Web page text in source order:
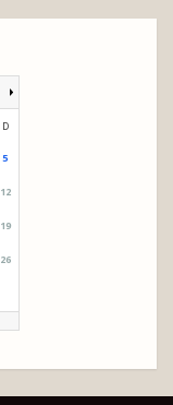
D
5
12
19
26